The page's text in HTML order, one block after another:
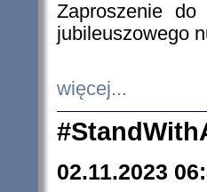
Zaproszenie do
jubileuszowego
więcej...
02.11.2023